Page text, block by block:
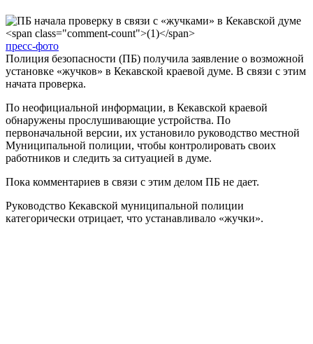
пресс-фото
Полиция безопасности (ПБ) получила заявление о возможной
установке «жучков» в Кекавской краевой думе. В связи с этим
начата проверка.
По неофициальной информации, в Кекавской краевой
обнаружены прослушивающие устройства. По
первоначальной версии, их установило руководство местной
Муниципальной полиции, чтобы контролировать своих
работников и следить за ситуацией в думе.
Пока комментариев в связи с этим делом ПБ не дает.
Руководство Кекавской муниципальной полиции
категорически отрицает, что устанавливало «жучки».